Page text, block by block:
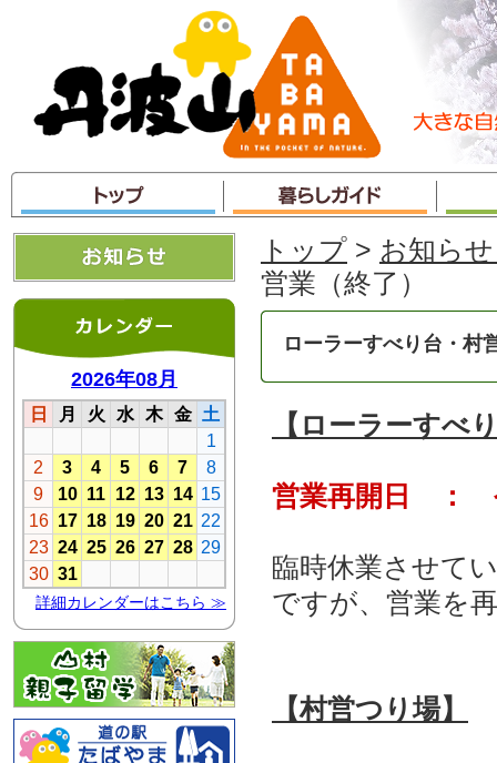
ャ
ン
プ
トップ > お知ら
営業（終了）
ローラーすべり台・村
【ローラーすべ
営業再開日 ：
臨時休業させて
ですが、営業を
【村営つり場】